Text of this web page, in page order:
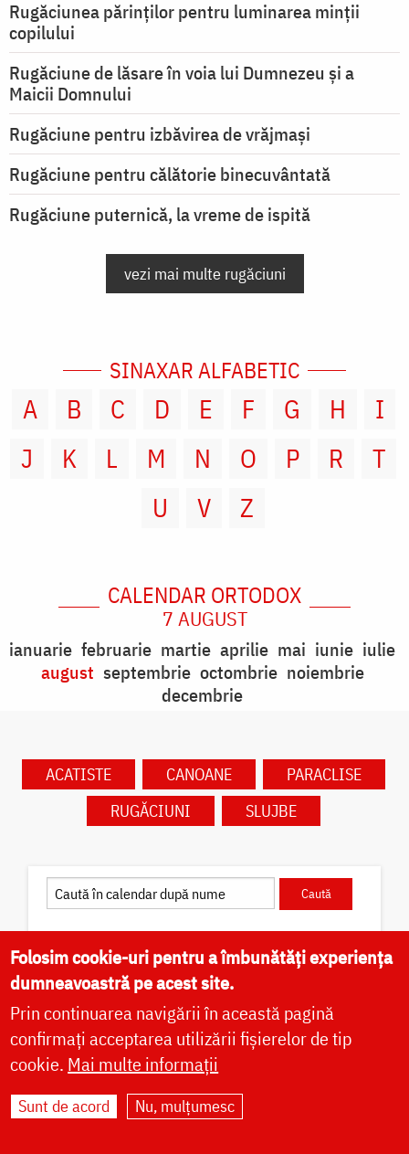
Rugăciunea părinților pentru luminarea minţii
copilului
Rugăciune de lăsare în voia lui Dumnezeu şi a
Maicii Domnului
Rugăciune pentru izbăvirea de vrăjmași
Rugăciune pentru călătorie binecuvântată
Rugăciune puternică, la vreme de ispită
vezi mai multe rugăciuni
SINAXAR ALFABETIC
A B C D E F G H
I
J
K L M N O P R
T
U
V Z
CALENDAR ORTODOX
7 AUGUST
ianuarie februarie martie aprilie mai iunie iulie
august septembrie octombrie noiembrie
decembrie
ACATISTE CANOANE
PARACLISE
RUGĂCIUNI
SLUJBE
Caută în calendar după dată
✝) Sfântul Cuvios Pafnutie –
Pârvu Zugravul
Sfântul Cuvios Pafnutie, vestit iconar cunoscut cu
Folosim cookie-uri pentru a îmbunătăți experiența
dumneavoastră pe acest site.
Prin continuarea navigării în această pagină
confirmați acceptarea utilizării fișierelor de tip
cookie. Mai multe informații
Sunt de acord Nu, mulțumesc